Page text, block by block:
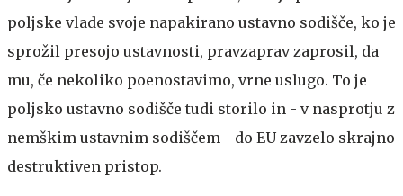
poljske vlade svoje napakirano ustavno sodišče, ko je
sprožil presojo ustavnosti, pravzaprav zaprosil, da
mu, če nekoliko poenostavimo, vrne uslugo. To je
poljsko ustavno sodišče tudi storilo in - v nasprotju z
nemškim ustavnim sodiščem - do EU zavzelo skrajno
destruktiven pristop.